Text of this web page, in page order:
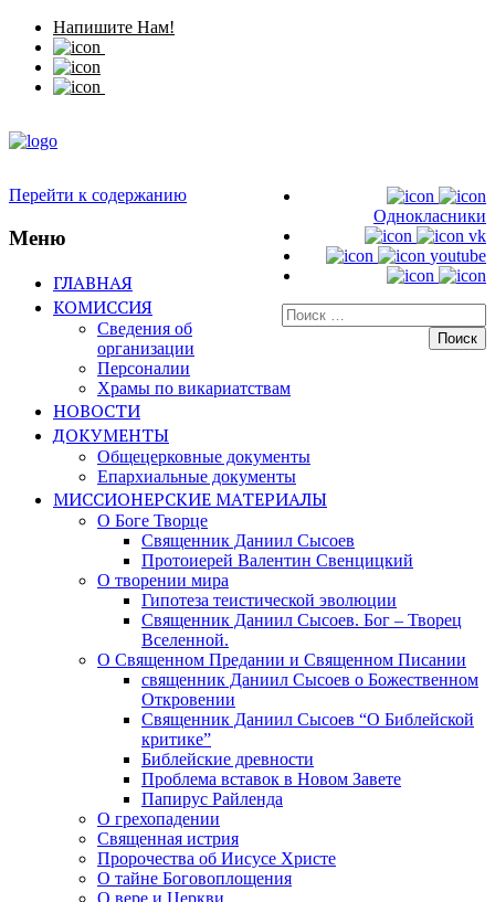
Напишите Нам!
Однокласники
vk
youtube
Искать:
Перейти к содержанию
Меню
ГЛАВНАЯ
КОМИССИЯ
Сведения об
организации
Персоналии
Храмы по викариатствам
НОВОСТИ
ДОКУМЕНТЫ
Общецерковные документы
Епархиальные документы
МИССИОНЕРСКИЕ МАТЕРИАЛЫ
О Боге Творце
Священник Даниил Сысоев
Протоиерей Валентин Свенцицкий
О творении мира
Гипотеза теистической эволюции
Священник Даниил Сысоев. Бог – Творец
Вселенной.
О Священном Предании и Священном Писании
священник Даниил Сысоев о Божественном
Откровении
Священник Даниил Сысоев “О Библейской
критике”
Библейские древности
Проблема вставок в Новом Завете
Папирус Райленда
О грехопадении
Священная истрия
Пророчества об Иисусе Христе
О тайне Боговоплощения